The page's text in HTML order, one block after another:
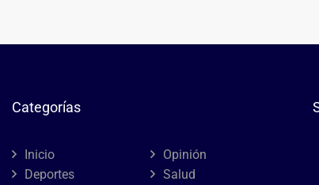
Categorías
Inicio
Opinión
Deportes
Salud